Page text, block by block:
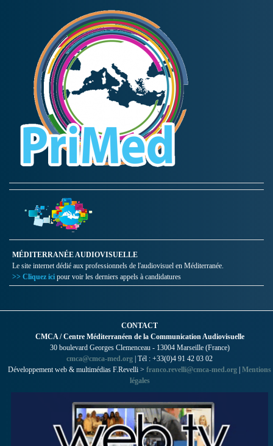
MÉDITERRANÉE AUDIOVISUELLE
Le site internet dédié aux professionnels de l'audiovisuel en Méditerranée.
>> Cliquez ici pour voir les derniers appels à candidatures
CONTACT
CMCA / Centre Méditerranéen de la Communication Audiovisuelle
30 boulevard Georges Clemenceau - 13004 Marseille (France)
cmca@cmca-med.org | Tél : +33(0)4 91 42 03 02
Développement web & multimédias F.Revelli > franco.revelli@cmca-med.org | Mentions
légales